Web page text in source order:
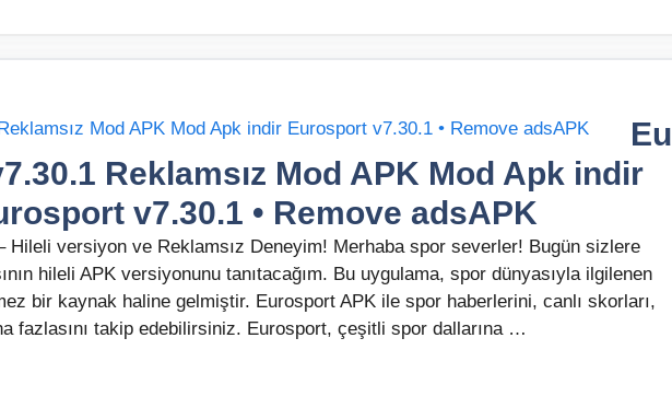
Eu
Reklamsız Mod APK Mod Apk indir
v7.30.1 • Remove adsAPK
Hileli versiyon ve Reklamsız Deneyim! Merhaba spor severler! Bugün sizlere
hileli APK versiyonunu tanıtacağım. Bu uygulama, spor dünyasıyla ilgilenen
bir kaynak haline gelmiştir. Eurosport APK ile spor haberlerini, canlı skorları,
fazlasını takip edebilirsiniz. Eurosport, çeşitli spor dallarına …